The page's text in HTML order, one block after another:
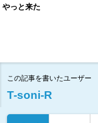
やっと来た
この記事を書いたユーザー
T-soni-R